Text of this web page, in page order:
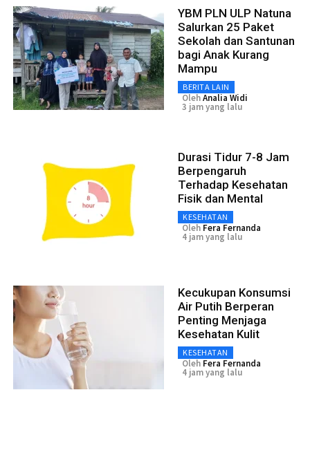
YBM PLN ULP Natuna
Salurkan 25 Paket
Sekolah dan Santunan
bagi Anak Kurang
Mampu
BERITA LAIN
OlehAnalia Widi
3 jam yang lalu
Durasi Tidur 7-8 Jam
Berpengaruh
Terhadap Kesehatan
Fisik dan Mental
KESEHATAN
Oleh Fera Fernanda
4 jam yang lalu
Kecukupan Konsumsi
Air Putih Berperan
Penting Menjaga
Kesehatan Kulit
KESEHATAN
Oleh Fera Fernanda
4 jam yang lalu